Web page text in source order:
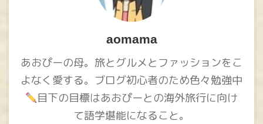
aomama
あおぴーの母。旅とグルメとファッションをこ
よなく愛する。ブログ初心者のため色々勉強中
目下の目標はあおぴーとの海外旅行に向け
て語学堪能になること。